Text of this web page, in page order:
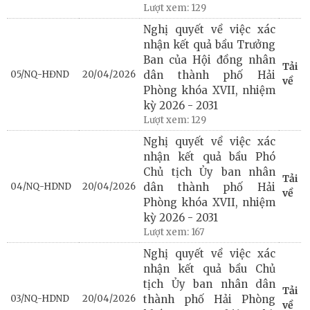
Lượt xem: 129
05/NQ-HĐND 20/04/2026
Nghị quyết về việc xác
nhận kết quả bầu Trưởng
Ban của Hội đồng nhân
dân thành phố Hải
Phòng khóa XVII, nhiệm
kỳ 2026 - 2031
Lượt xem: 129
Tải
về
04/NQ-HDND 20/04/2026
Nghị quyết về việc xác
nhận kết quả bầu Phó
Chủ tịch Ủy ban nhân
dân thành phố Hải
Phòng khóa XVII, nhiệm
kỳ 2026 - 2031
Lượt xem: 167
Tải
về
03/NQ-HDND 20/04/2026
Nghị quyết về việc xác
nhận kết quả bầu Chủ
tịch Ủy ban nhân dân
thành phố Hải Phòng
Tải
về